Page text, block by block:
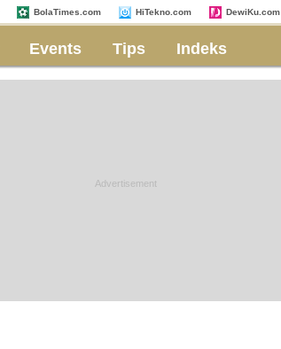
BolaTimes.com HiTekno.com DewiKu.com
Events Tips Indeks